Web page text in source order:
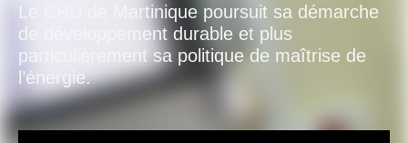
Le CHU de Martinique poursuit sa démarche
de développement durable et plus
particulièrement sa politique de maîtrise de
l’énergie.